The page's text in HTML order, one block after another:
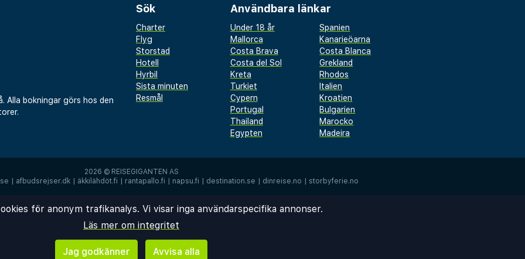
Alla bokningar görs hos den
Sök
Charter
Flyg
Storstad
Hotell
Hyrbil
Sista minuten
Resmål
Användbara länkar
Under 18 år
Spanien
Mallorca
Kanarieöarna
Costa Brava
Costa Blanca
Costa del Sol
Grekland
Kreta
Rhodos
Turkiet
Italien
Cypern
Kroatien
Portugal
Bulgarien
Thailand
Marocko
Egypten
Madeira
2026 © REISEGIGANTEN AS
afbudsrejser.dk äkkilähdöt.fi rantapallo.fi napsu.fi destination.se dinreise.no storbyferie.no
för anonym trafikanalys. Vi visar inga användarspecifika annonser.
Läs mer om integritet
Jag godkänner Avvisa alla